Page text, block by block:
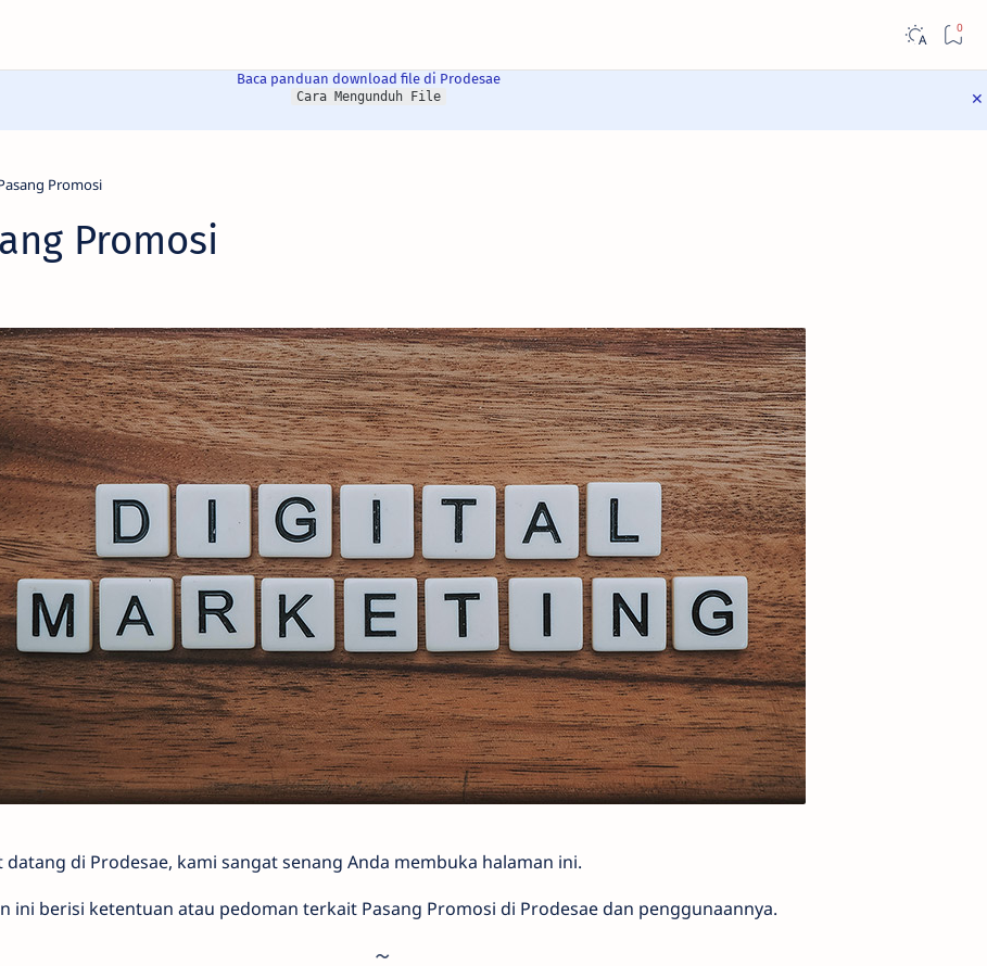
Baca panduan download file di Prodesae
Cara Mengunduh File
Promosi
datang di Prodesae, kami sangat senang Anda membuka halaman ini.
ini berisi ketentuan atau pedoman terkait Pasang Promosi di Prodesae dan penggunaannya.